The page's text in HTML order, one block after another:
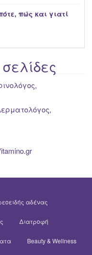
πώς και γιατί
αδένας
Διατροφή
Beauty & Wellness